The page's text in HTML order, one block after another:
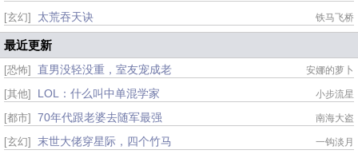
[玄幻] 太荒吞天诀 铁马飞桥
最近更新
[恐怖] 直男没轻没重，室友宠成老 安娜的萝卜
[其他] LOL：什么叫中单混学家 小步流星
[都市] 70年代跟老婆去随军最强 南海大盗
[玄幻] 末世大佬穿星际，四个竹马 一钩淡月